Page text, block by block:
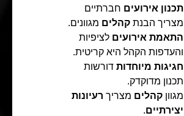
תכנון אירועים חברתיים
מצריך הבנת קהלים מגוונים.
התאמת אירועים לציפיות
והעדפות הקהל היא קריטית.
חגיגות מיוחדות דורשות
תכנון מדוקדק.
מגוון קהלים מצריך רעיונות
יצירתיים.